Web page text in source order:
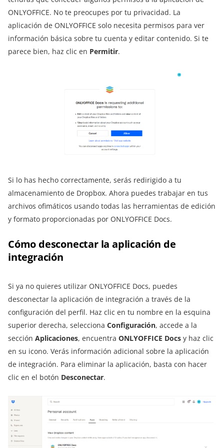
ONLYOFFICE. No te preocupes por tu privacidad. La
aplicación de ONLYOFFICE solo necesita permisos para ver
información básica sobre tu cuenta y editar contenido. Si te
parece bien, haz clic en Permitir.
Si lo has hecho correctamente, serás redirigido a tu
almacenamiento de Dropbox. Ahora puedes trabajar en tus
archivos ofimáticos usando todas las herramientas de edición
y formato proporcionadas por ONLYOFFICE Docs.
Cómo desconectar la aplicación de
integración
Si ya no quieres utilizar ONLYOFFICE Docs, puedes
desconectar la aplicación de integración a través de la
configuración del perfil. Haz clic en tu nombre en la esquina
superior derecha, selecciona Configuración, accede a la
sección Aplicaciones, encuentra ONLYOFFICE Docs y haz clic
en su icono. Verás información adicional sobre la aplicación
de integración. Para eliminar la aplicación, basta con hacer
clic en el botón Desconectar.